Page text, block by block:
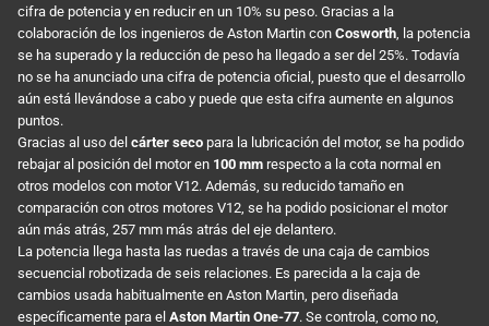
cifra de potencia y en reducir en un 10% su peso. Gracias a la
colaboración de los ingenieros de Aston Martin con Cosworth, la potencia
se ha superado y la reducción de peso ha llegado a ser del 25%. Todavía
no se ha anunciado una cifra de potencia oficial, puesto que el desarrollo
aún está llevándose a cabo y puede que esta cifra aumente en algunos
puntos.
Gracias al uso del cárter seco para la lubricación del motor, se ha podido
rebajar al posición del motor en 100 mm respecto a la cota normal en
otros modelos con motor V12. Además, su reducido tamaño en
comparación con otros motores V12, se ha podido posicionar el motor
aún más atrás, 257 mm más atrás del eje delantero.
La potencia llega hasta las ruedas a través de una caja de cambios
secuencial robotizada de seis relaciones. Es parecida a la caja de
cambios usada habitualmente en Aston Martin, pero diseñada
específicamente para el Aston Martin One-77. Se controla, como no,